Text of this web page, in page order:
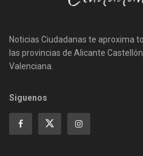
Noticias Ciudadanas te aproxima
las provincias de Alicante
Valenciana.
Siguenos